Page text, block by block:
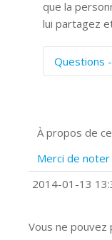
que la
lui partagez
Questions
Prise
?
À propos de
Merci de
2014-01-13
Vous ne